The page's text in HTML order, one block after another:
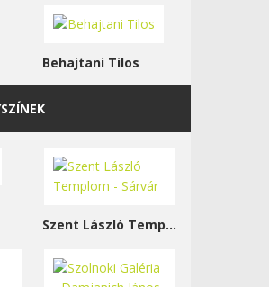
Behajtani Tilos
Szent László Templom - Sárvár